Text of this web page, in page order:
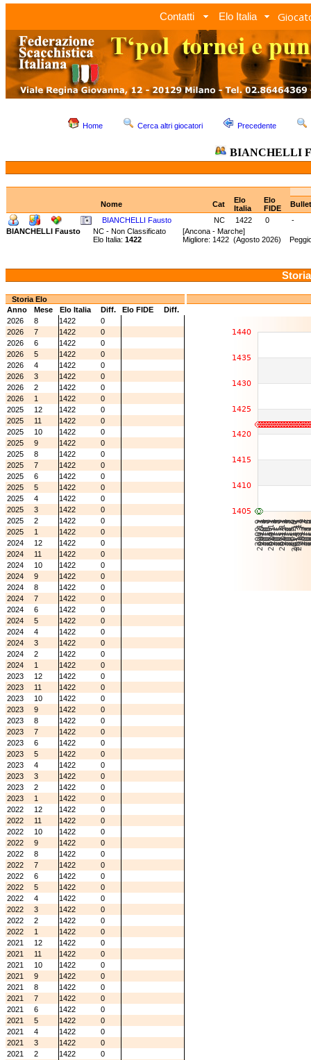
Contatti Elo Italia
Home Cerca altri giocatori Precedente
BIANCHELLI
Nome Cat
Elo
Italia
Elo
FIDE
BIANCHELLI Fausto
NC 1422 0
-
BIANCHELLI Fausto
NC - Non Classificato [Ancona - Marche]
Elo Italia: 1422 Migliore: 1422 (Agosto 2026)
Storia Elo
Anno
Mese Elo Italia Diff. Elo FIDE
Diff.
2026
8 1422
0
2026
7 1422
0
2026
6 1422
0
2026
5 1422
0
2026
4 1422
0
2026
3 1422
0
2026
2 1422
0
2026
1 1422
0
2025
12 1422
0
2025
11 1422
0
2025
10 1422
0
2025
9 1422
0
2025
8 1422
0
2025
7 1422
0
2025
6 1422
0
2025
5 1422
0
2025
4 1422
0
2025
3 1422
0
2025
2 1422
0
2025
1 1422
0
2024
12 1422
0
2024
11 1422
0
2024
10 1422
0
2024
9 1422
0
2024
8 1422
0
2024
7 1422
0
2024
6 1422
0
2024
5 1422
0
2024
4 1422
0
2024
3 1422
0
2024
2 1422
0
2024
1 1422
0
2023
12 1422
0
2023
11 1422
0
2023
10 1422
0
2023
9 1422
0
2023
8 1422
0
2023
7 1422
0
2023
6 1422
0
2023
5 1422
0
2023
4 1422
0
2023
3 1422
0
2023
2 1422
0
2023
1 1422
0
2022
12 1422
0
2022
11 1422
0
2022
10 1422
0
2022
9 1422
0
2022
8 1422
0
2022
7 1422
0
2022
6 1422
0
2022
5 1422
0
2022
4 1422
0
2022
3 1422
0
2022
2 1422
0
2022
1 1422
0
2021
12 1422
0
2021
11 1422
0
2021
10 1422
0
2021
9 1422
0
2021
8 1422
0
2021
7 1422
0
2021
6 1422
0
2021
5 1422
0
2021
4 1422
0
2021
3 1422
0
2021
2 1422
0